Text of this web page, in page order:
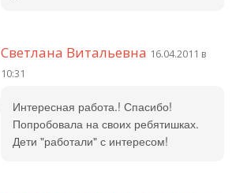
Светлана Витальевна 16.04.2011 в
10:31
Интересная работа.! Спасибо!
Попробовала на своих ребятишках.
Дети "работали" с интересом!